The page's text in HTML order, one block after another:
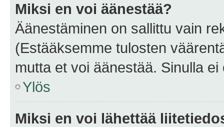
Miksi en voi äänestää?
Äänestäminen on sallittu vain
(Estääksemme tulosten
mutta et voi äänestää. Sinulla
Ylös
Miksi en voi lähettää